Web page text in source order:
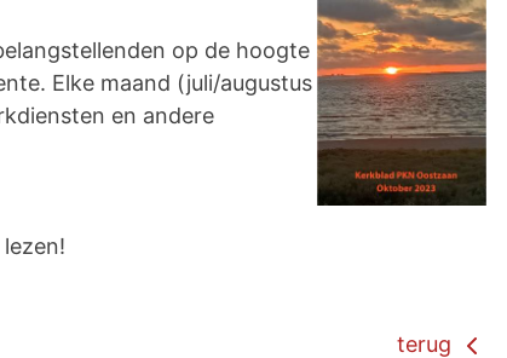
op de hoogte
Elke maand (juli/augustus
en andere
terug